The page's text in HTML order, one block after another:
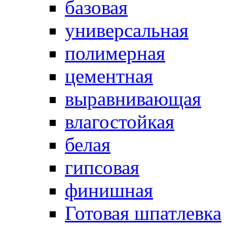
базовая
универсальная
полимерная
цементная
выравнивающая
влагостойкая
белая
гипсовая
финишная
Готовая шпатлевка